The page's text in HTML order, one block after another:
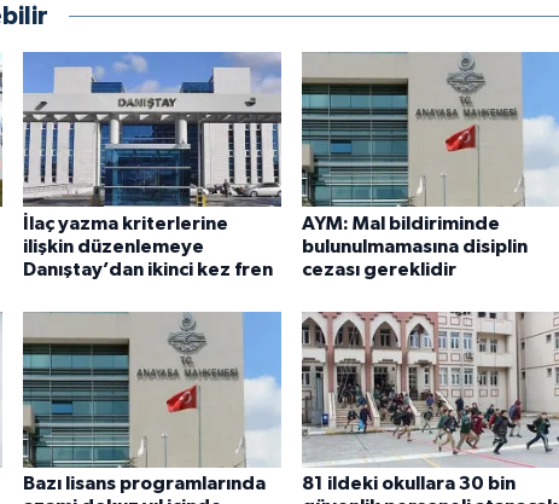
İlaç yazma kriterlerine
ilişkin düzenlemeye
Danıştay’dan ikinci kez fren
AYM: Mal bildiriminde
bulunulmamasına disiplin
cezası gereklidir
Bazı lisans programlarında
81 ildeki okullara 30 bin